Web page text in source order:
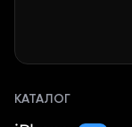
КАТАЛОГ